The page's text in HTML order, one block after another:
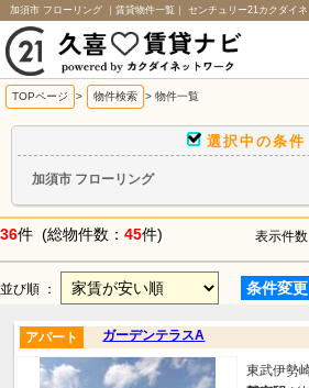
加須市 フローリング ｜賃貸物件一覧｜ センチュリー21カクダイ
TOPページ > 物件検索 > 物件一覧
選択中の条件
加須市 フローリング
36件 (総物件数： 45件) 表示件数
並び順 ： 条件変更
ガーデンテラスA
アパート
東武伊勢